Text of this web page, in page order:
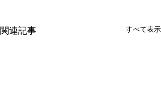
関連記事 すべて表示